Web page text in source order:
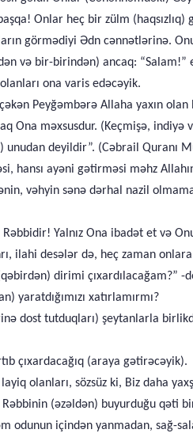
Onlar heç bir zülm
görmədiyi Ədn cənnətlərinə.
və bir-birindən) ancaq: “Salam!”
ona varis edəcəyik.
Peyğəmbərə Allaha yaxın
Ona məxsusdur. (Keçmişə,
unudan deyildir”. (Cəbrail
hansı ayəni gətirməsi məhz
vəhyin sənə dərhal nazil
Yalnız Ona ibadət et və
ilahi desələr də, heç zaman onlara
dirimi çıxardılacağam?” -
yaratdığımızı xatırlamırmı?
dost tutduqları) şeytanlarla
çıxardacağıq (araya gətirəcəyik).
olanları, sözsüz ki, Biz daha
(əzəldən) buyurduğu
odunun içindən yanmadan, sağ-